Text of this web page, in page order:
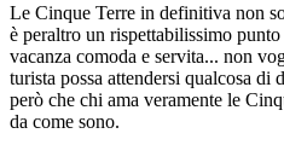
Le Cinque Terre in definitiva non
è peraltro un rispettabilissimo
vacanza comoda e servita... non
turista possa attendersi qualcosa di
però che chi ama veramente le
da come sono.